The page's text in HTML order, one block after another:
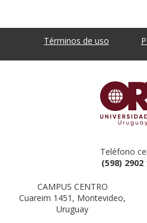
Términos de uso
Teléfono
(598) 2902
CAMPUS CENTRO
Cuareim 1451, Montevideo,
Uruguay